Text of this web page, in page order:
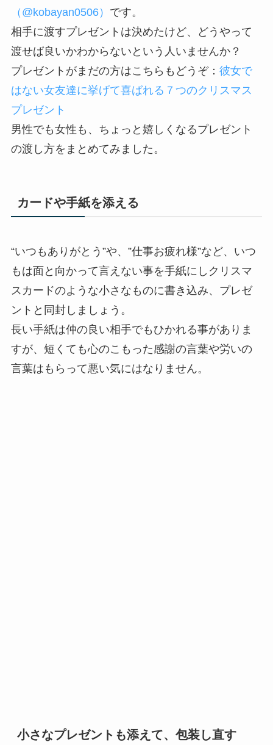
（@kobayan0506） です。
相手に渡すプレゼントは決めたけど、どうやって
渡せば良いかわからないという人いませんか？
プレゼントがまだの方はこちらもどうぞ： 彼女で
はない女友達に挙げて喜ばれる７つのクリスマス
プレゼント
男性でも女性も、ちょっと嬉しくなるプレゼント
の渡し方をまとめてみました。
カードや手紙を添える
“いつもありがとう”や、”仕事お疲れ様”など、いつ
もは面と向かって言えない事を手紙にしクリスマ
スカードのような小さなものに書き込み、プレゼ
ントと同封しましょう。
長い手紙は仲の良い相手でもひかれる事がありま
すが、短くても心のこもった感謝の言葉や労いの
言葉はもらって悪い気にはなりません。
小さなプレゼントも添えて、包装し直す